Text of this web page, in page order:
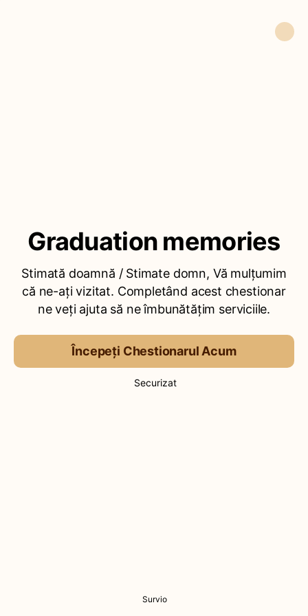
Graduation memories
Stimată doamnă / Stimate domn, Vă mulțumim
că ne-ați vizitat. Completând acest chestionar
ne veți ajuta să ne îmbunătățim serviciile.
Începeți Chestionarul Acum
Securizat
Survio